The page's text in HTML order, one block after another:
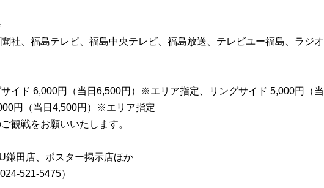
社、福島テレビ、福島中央テレビ、福島放送、テレビユー福島、ラジオ
イド 6,000円（当日6,500円）※エリア指定、リングサイド 5,000円（当
円（当日4,500円）※エリア指定
観戦をお願いいたします。
鎌田店、ポスター掲示店ほか
521-5475）